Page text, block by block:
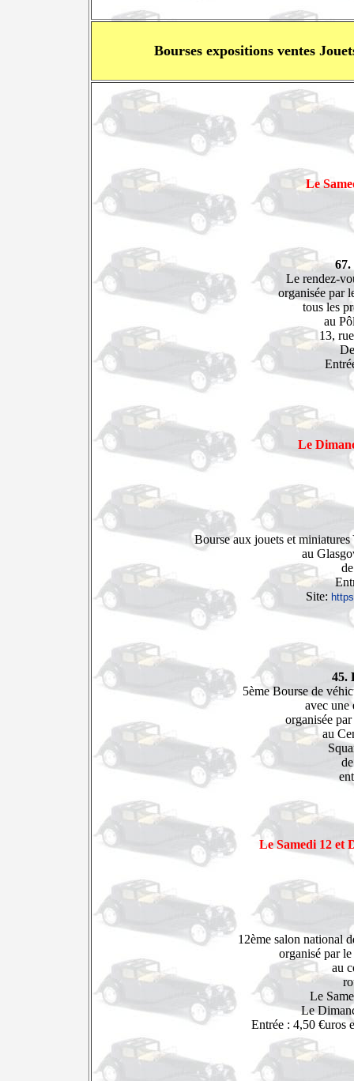
Bourses expositions ventes
Le
67.
Le rendez-
organisée par
tous les
au
13,
Le
Bourse aux jouets et
au
Site:
45.
5ème Bourse de
avec une
organisée
au
Le Samedi 12 et
12ème salon national
organisé par
au
Le
Le
Entrée : 4,50 €uros